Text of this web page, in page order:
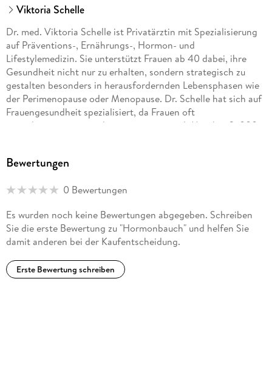
Viktoria Schelle
Dr. med. Viktoria Schelle ist Privatärztin mit Spezialisierung
auf Präventions-, Ernährungs-, Hormon- und
Lifestylemedizin. Sie unterstützt Frauen ab 40 dabei, ihre
Gesundheit nicht nur zu erhalten, sondern strategisch zu
gestalten besonders in herausfordernden Lebensphasen wie
der Perimenopause oder Menopause. Dr. Schelle hat sich auf
Frauengesundheit spezialisiert, da Frauen oft
unterdiagnostiziert und unterversorgt sind. Mit über 2. 000
führende Expertin für evidenzbasierte, personalisierte
Gesundheit als Top-Ernährungsberaterin ausgezeichnet.
Bewertungen
0 Bewertungen
Es wurden noch keine Bewertungen abgegeben. Schreiben
Sie die erste Bewertung zu "Hormonbauch" und helfen Sie
damit anderen bei der Kaufentscheidung.
Erste Bewertung schreiben